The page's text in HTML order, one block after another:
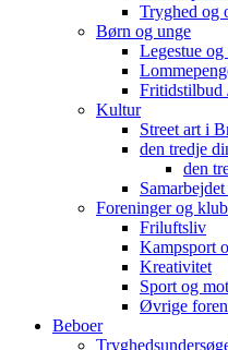
Tryghed og
Børn og unge
Legestue
Fritidstilbud
Kultur
Street art i
den tredje
den
Foreninger og
Friluftsliv
Kampsport
Kreativitet
Sport og
Øvrige
Beboer